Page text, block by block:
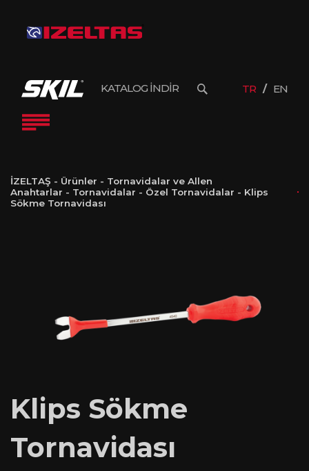
KATALOG İNDİR TR EN
İZELTAŞ - Ürünler - Tornavidalar ve Allen
Anahtarlar - Tornavidalar - Özel Tornavidalar - Klips
Sökme Tornavidası
Klips Sökme
Tornavidası